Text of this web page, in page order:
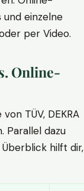
einzelne
per Video.
Online-
TÜV, DEKRA
Parallel dazu
hilft dir,